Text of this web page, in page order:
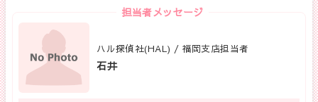
担当者メッセージ
ハル探偵社(HAL) / 福岡支店担当者
石井